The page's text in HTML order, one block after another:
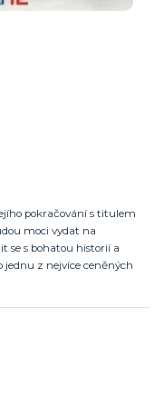
pokračování s titulem
moci vydat na
se s bohatou historií a
jednu z nejvíce ceněných